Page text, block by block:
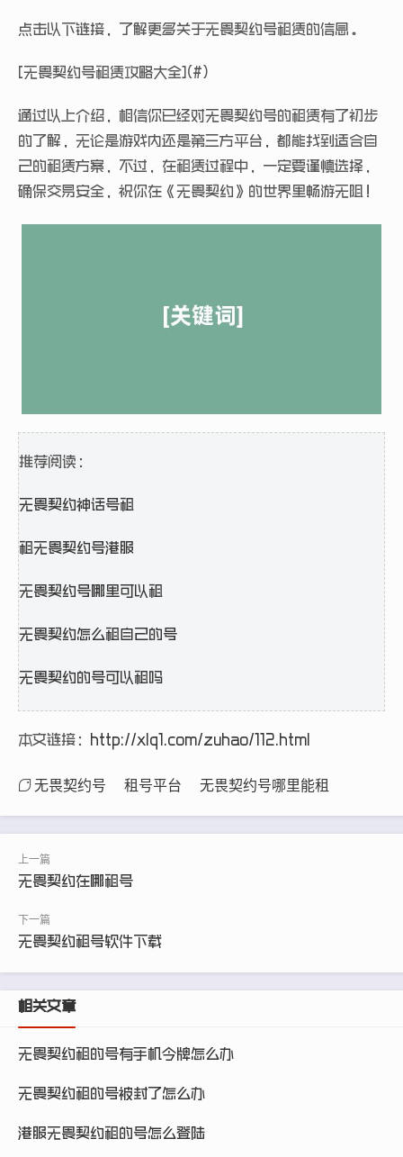
点击以下链接，了解更多关于无畏契约号租赁的信息。
[无畏契约号租赁攻略大全](#)
通过以上介绍，相信你已经对无畏契约号的租赁有了初步
的了解，无论是游戏内还是第三方平台，都能找到适合自
己的租赁方案，不过，在租赁过程中，一定要谨慎选择，
确保交易安全，祝你在《无畏契约》的世界里畅游无阻！
推荐阅读：
无畏契约神话号租
租无畏契约号港服
无畏契约号哪里可以租
无畏契约怎么租自己的号
无畏契约的号可以租吗
本文链接： http://xlq1.com/zuhao/112.html
无畏契约号 租号平台 无畏契约号哪里能租
无畏契约在哪租号
无畏契约租号软件下载
相关文章
无畏契约租的号有手机令牌怎么办
无畏契约租的号被封了怎么办
港服无畏契约租的号怎么登陆